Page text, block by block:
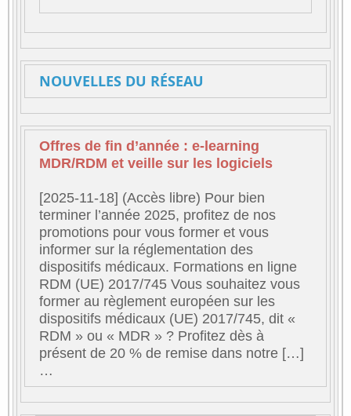
NOUVELLES DU RÉSEAU
Offres de fin d’année : e-learning
MDR/RDM et veille sur les logiciels
[2025-11-18] (Accès libre) Pour bien
terminer l’année 2025, profitez de nos
promotions pour vous former et vous
informer sur la réglementation des
dispositifs médicaux. Formations en ligne
RDM (UE) 2017/745 Vous souhaitez vous
former au règlement européen sur les
dispositifs médicaux (UE) 2017/745, dit «
RDM » ou « MDR » ? Profitez dès à
présent de 20 % de remise dans notre […]
…